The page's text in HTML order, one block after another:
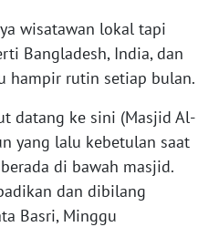
wisatawan lokal tapi
Bangladesh, India, dan
hampir rutin setiap bulan.
datang ke sini (Masjid Al-
yang lalu kebetulan saat
di bawah masjid.
dan dibilang
Basri, Minggu